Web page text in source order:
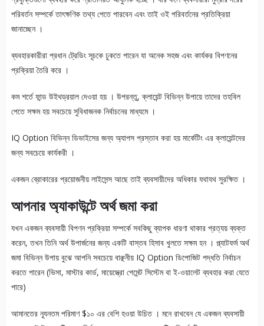
পরিবর্তন সম্পর্কে তাৎক্ষণিক তথ্য পেতে পারবেন এবং তাই ওই পরিবর্তনের প্রতিক্রিয়া
জানাচ্ছেন ।
ব্যবহারকারীরা প্রধান ট্রেডিং সূচকে ঢুকতে পারেন যা অনেক সহজ এবং কার্যকর বিপণনের
প্রক্রিয়া তৈরি করে ।
কম শর্তে ফান্ড উইথড্রয়াল দেওয়া হয় । উপরন্তু, ক্লায়েন্ট বিভিন্ন উপায়ে তাদের তহবিল
পেতে সক্ষম হয় সবচেয়ে সুবিধাজনক নির্বাচনের মাধ্যমে ।
IQ Option বিভিন্ন ডিভাইসের জন্য অ্যাপস প্রস্তাব করা হয় মার্কেটিং এর ক্লায়েন্টদের
জন্য সবচেয়ে কার্যকরী ।
একজন ব্রোকারের প্রয়োজনীয় লাইসেন্স আছে তাই ব্যবসায়ীদের অধিকার যথাযথ সুরক্ষিত ।
আপনার অ্যাকাউন্টে অর্থ জমা করা
যখন একজন ব্যবসায়ী বিপণন প্রক্রিয়া সম্পর্কে সবকিছু ব্যাপক ধারণা থাকার প্রত্যয় ব্যক্ত
করেন, তখন তিনি অর্থ উপার্জনের জন্য একটি বাস্তব হিসাব খুলতে সক্ষম হন । প্ল্যাটফর্ম অর্থ
জমা বিভিন্ন উপায় বুঝে আপনি সবচেয়ে বাঞ্ছনীয় IQ Option ডিপোজিট পদ্ধতি নির্বাচন
করতে পারেন (ভিসা, মাস্টার কার্ড, মায়েস্ত্রো পেমেন্ট সিস্টেম বা ই-ওয়ালেট ব্যবহার করা যেতে
পারে)
আমানতের ন্যূনতম পরিমাণ $১০ এর বেশি হওয়া উচিত । মনে রাখবেন যে একজন ব্যবসায়ী